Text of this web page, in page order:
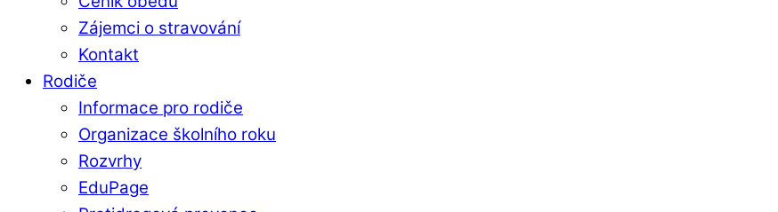
Zájemci o stravování
Kontakt
Rodiče
Informace pro rodiče
Organizace školního roku
Rozvrhy
EduPage